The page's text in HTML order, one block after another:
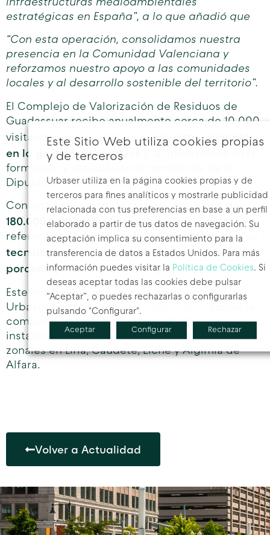
infraestructuras medioambientales
estratégicas en España”, a lo que añadió que
“Con esta operación, consolidamos nuestra
presencia en la Comunidad Valenciana y
reforzamos nuestro apoyo a las comunidades
locales y al desarrollo sostenible del territorio”.
El Complejo de Valorización de Residuos de
Guadassuar recibe anualmente cerca de 10.000
visitantes, lo que subraya sucarácter ejemplar
en la gestión de residuos
formación y sensibilización ambiental de la
Diputación de Valencia.
Con una capacidad de tratamiento anual de
180.000 toneladas de residuos,la planta es un
referente en la gestión de residuos gracias a su
tecnología de tratamiento avanzaday albajo
porcentaje de rechazoque genera.
Este movimiento refuerza la presencia de
Urbaser en laComunidad Valenciana
compañía ya cuenta con importantes
instalaciones dando servicio a cuatro planes
zonales en Liria, Caudete, Elche y Algimia de
Alfara.
Volver a Actualidad
Este Sitio Web utiliza cookies propias
y de terceros
Urbaser utiliza en la página cookies propias y de
terceros para fines analíticos y mostrarle publicidad
relacionada con tus preferencias en base a un perfil
elaborado a partir de tus datos de navegación. Su
aceptación implica su consentimiento para la
transferencia de datos a Estados Unidos. Para más
información puedes visitar la Política de Cookies. Si
deseas aceptar todas las cookies debe pulsar
“Aceptar”, o puedes rechazarlas o configurarlas
pulsando "Configurar".
Aceptar Configurar Rechazar